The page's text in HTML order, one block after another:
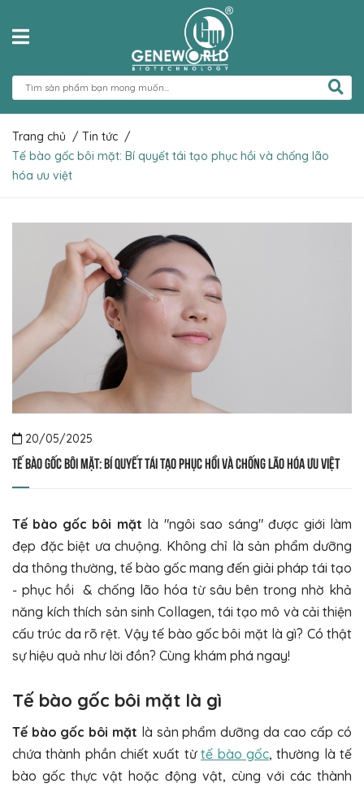
Trang chủ / Tin tức /
Tế bào gốc bôi mặt: Bí quyết tái tạo phục hồi và chống lão
hóa ưu việt
20/05/2025
Tế bào gốc bôi mặt: Bí quyết tái tạo phục hồi và chống lão hóa ưu việt
Tế bào gốc bôi mặt là "ngôi sao sáng" được giới làm
đẹp đặc biệt ưa chuộng. Không chỉ là sản phẩm dưỡng
da thông thường, tế bào gốc mang đến giải pháp tái tạo
- phục hồi & chống lão hóa từ sâu bên trong nhờ khả
năng kích thích sản sinh Collagen, tái tạo mô và cải thiện
cấu trúc da rõ rệt. Vậy tế bào gốc bôi mặt là gì? Có thật
sự hiệu quả như lời đồn? Cùng khám phá ngay!
Tế bào gốc bôi mặt là gì
Tế bào gốc bôi mặt là sản phẩm dưỡng da cao cấp có
chứa thành phần chiết xuất từtế bào gốc, thường là tế
bào gốc thực vật hoặc động vật, cùng với các thành